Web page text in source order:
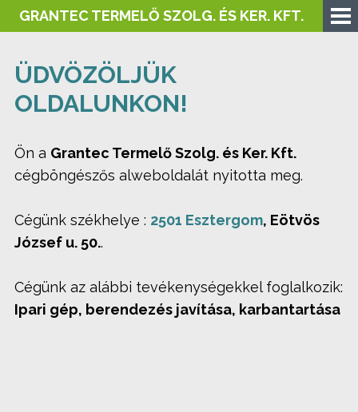
GRANTEC TERMELŐ SZOLG. ÉS KER. KFT.
ÜDVÖZÖLJÜK
OLDALUNKON!
Ön a Grantec Termelő Szolg. és Ker. Kft.
cégböngészős alweboldalát nyitotta meg.
Cégünk székhelye : 2501 Esztergom, Eötvös
József u. 50..
Cégünk az alábbi tevékenységekkel foglalkozik:
Ipari gép, berendezés javítása, karbantartása